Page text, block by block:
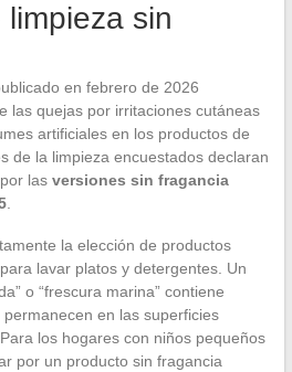
sin
en febrero de 2026
las quejas por irritaciones cutáneas
artificiales en los productos de
de la limpieza encuestados declaran
las versiones sin fragancia
.
la elección de productos
lavar platos y detergentes. Un
o “frescura marina” contiene
en las superficies
los hogares con niños pequeños
por un producto sin fragancia